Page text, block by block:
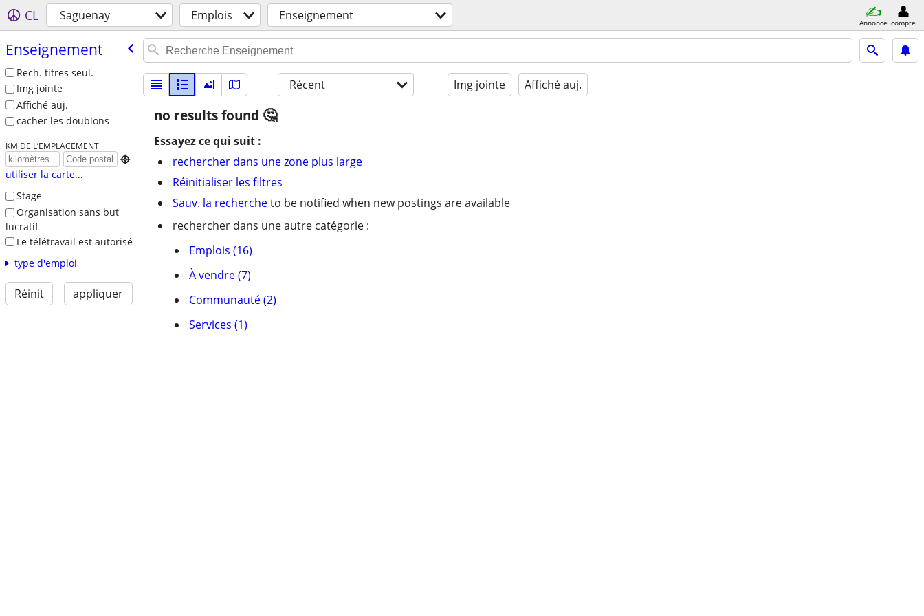
CL Saguenay Emplois Enseignement Annonce compte
Enseignement
Rech. titres seul.
Img jointe
Affiché auj.
cacher les doublons
KM DE L’EMPLACEMENT

utiliser la carte...
Stage
Organisation sans but
lucratif
Le télétravail est autorisé
type d'emploi
Réinit appliquer
Récent Img jointe Affiché auj.
no results found
Essayez ce qui suit :
rechercher dans une zone plus large
Réinitialiser les filtres
Sauv. la rechercheto be notified when new postings are available
rechercher dans une autre catégorie :
Emplois (16)
À vendre (7)
Communauté (2)
Services (1)